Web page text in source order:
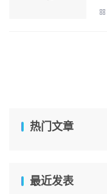
热门文章
最近发表